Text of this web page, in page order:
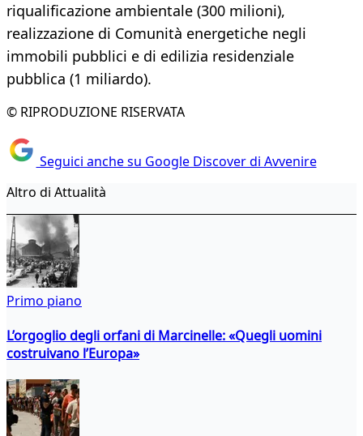
riqualificazione ambientale (300 milioni),
realizzazione di Comunità energetiche negli
immobili pubblici e di edilizia residenziale
pubblica (1 miliardo).
© RIPRODUZIONE RISERVATA
Seguici anche su Google Discover di Avvenire
Altro di Attualità
Primo piano
L’orgoglio degli orfani di Marcinelle: «Quegli uomini
costruivano l’Europa»